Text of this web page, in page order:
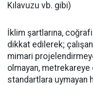
Kılavuzu vb. gibi)
İklim şartlarına,
dikkat edilerek;
mimari
olmayan, metrekareye
standartlara uymayan